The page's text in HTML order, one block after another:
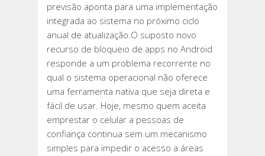
previsão aponta para uma implementação
integrada ao sistema no próximo ciclo
anual de atualização.O suposto novo
recurso de bloqueio de apps no Android
responde a um problema recorrente no
qual o sistema operacional não oferece
uma ferramenta nativa que seja direta e
fácil de usar. Hoje, mesmo quem aceita
emprestar o celular a pessoas de
confiança continua sem um mecanismo
simples para impedir o acesso a áreas